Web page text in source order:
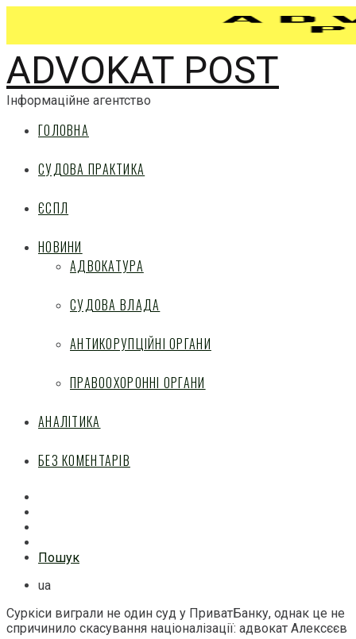
ADVOKAT POST
Інформаційне агентство
ГОЛОВНА
СУДОВА ПРАКТИКА
ЄСПЛ
НОВИНИ
АДВОКАТУРА
СУДОВА ВЛАДА
АНТИКОРУПЦІЙНІ ОРГАНИ
ПРАВООХОРОННІ ОРГАНИ
АНАЛІТИКА
БЕЗ КОМЕНТАРІВ
Пошук
ua
Суркіси виграли не один суд у ПриватБанку, однак це не
спричинило скасування націоналізації: адвокат Алексєєв